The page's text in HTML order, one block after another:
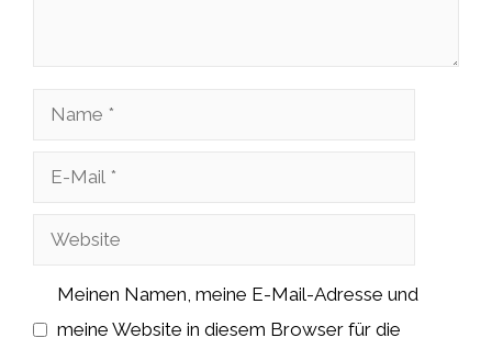
Name
Website
Meinen Namen, meine E-Mail-Adresse und
meine Website in diesem Browser für die